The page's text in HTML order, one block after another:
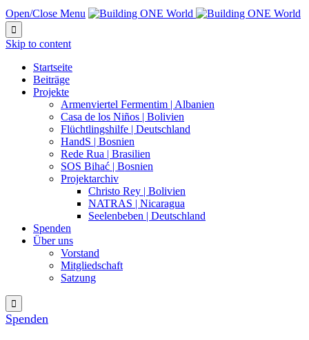
Open/Close Menu

Skip to content
Startseite
Beiträge
Projekte
Armenviertel Fermentim | Albanien
Casa de los Niños | Bolivien
Flüchtlingshilfe | Deutschland
HandS | Bosnien
Rede Rua | Brasilien
SOS Bihać | Bosnien
Projektarchiv
Christo Rey | Bolivien
NATRAS | Nicaragua
Seelenbeben | Deutschland
Spenden
Über uns
Vorstand
Mitgliedschaft
Satzung

Spenden